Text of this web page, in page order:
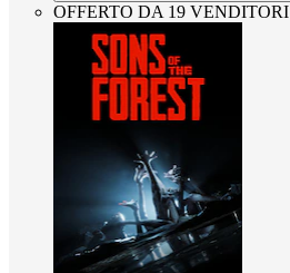
OFFERTO DA 19 VENDITORI